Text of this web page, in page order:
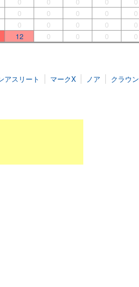
0 0 0 0 0
0 0 0 0 0
12 0 0 0 0
アスリート マークX ノア
クラウン